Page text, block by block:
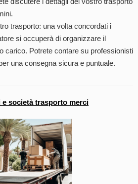
trasporto: una volta concordati i
si occuperà di organizzare il
carico. Potrete contare su professionisti
una consegna sicura e puntuale.
società trasporto merci